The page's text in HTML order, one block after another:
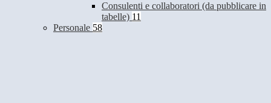
Consulenti e collaboratori (da pubblicare in
tabelle) 11
Personale 58